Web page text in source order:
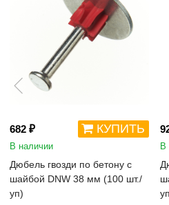
682 ₽ КУПИТЬ
В наличии
Дюбель гвозди по бетону с
шайбой DNW 38 мм (100 шт./
уп)
В